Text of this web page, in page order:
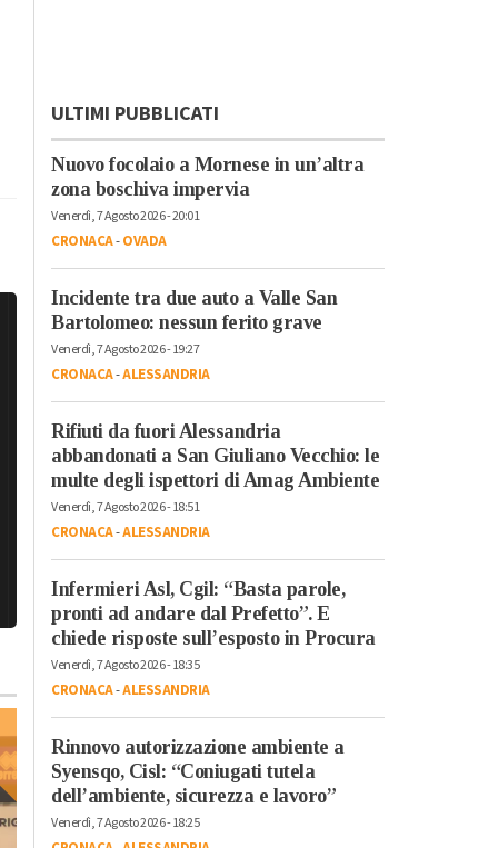
ULTIMI PUBBLICATI
Nuovo focolaio a Mornese in un’altra
zona boschiva impervia
Venerdì, 7 Agosto 2026 - 20:01
CRONACA-OVADA
Incidente tra due auto a Valle San
Bartolomeo: nessun ferito grave
Venerdì, 7 Agosto 2026 - 19:27
CRONACA-ALESSANDRIA
Rifiuti da fuori Alessandria
abbandonati a San Giuliano Vecchio: le
multe degli ispettori di Amag Ambiente
Venerdì, 7 Agosto 2026 - 18:51
CRONACA-ALESSANDRIA
Infermieri Asl, Cgil: “Basta parole,
pronti ad andare dal Prefetto”. E
chiede risposte sull’esposto in Procura
Venerdì, 7 Agosto 2026 - 18:35
CRONACA-ALESSANDRIA
Rinnovo autorizzazione ambiente a
Syensqo, Cisl: “Coniugati tutela
dell’ambiente, sicurezza e lavoro”
Venerdì, 7 Agosto 2026 - 18:25